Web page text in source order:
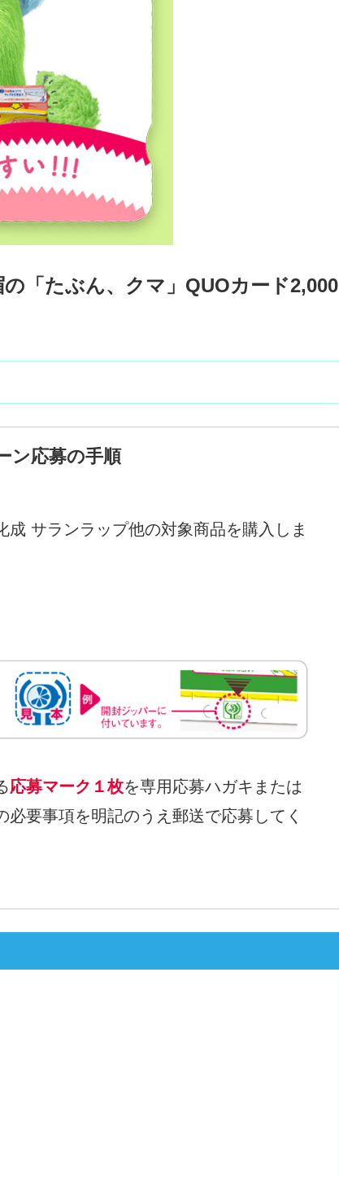
「たぶん、クマ」QUOカード2,000
ン応募の手順
成 サランラップ他の対象商品を購入しま
応募マーク１枚を専用応募ハガキまたは
要事項を明記のうえ郵送で応募してく